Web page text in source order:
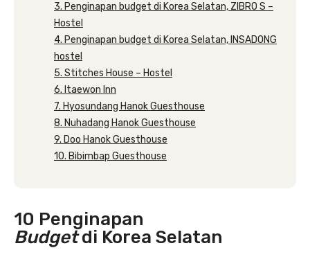
3. Penginapan budget di Korea Selatan, ZIBRO S –
Hostel
4. Penginapan budget di Korea Selatan, INSADONG
hostel
5. Stitches House – Hostel
6. Itaewon Inn
7. Hyosundang Hanok Guesthouse
8. Nuhadang Hanok Guesthouse
9. Doo Hanok Guesthouse
10. Bibimbap Guesthouse
10 Penginapan
Budgetdi Korea Selatan